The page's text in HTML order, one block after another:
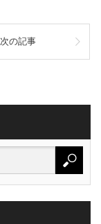
次の記事